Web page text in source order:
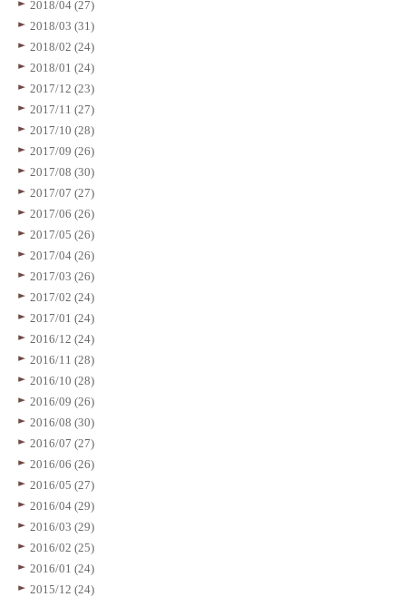
2018/04 (27)
2018/03 (31)
2018/02 (24)
2018/01 (24)
2017/12 (23)
2017/11 (27)
2017/10 (28)
2017/09 (26)
2017/08 (30)
2017/07 (27)
2017/06 (26)
2017/05 (26)
2017/04 (26)
2017/03 (26)
2017/02 (24)
2017/01 (24)
2016/12 (24)
2016/11 (28)
2016/10 (28)
2016/09 (26)
2016/08 (30)
2016/07 (27)
2016/06 (26)
2016/05 (27)
2016/04 (29)
2016/03 (29)
2016/02 (25)
2016/01 (24)
2015/12 (24)